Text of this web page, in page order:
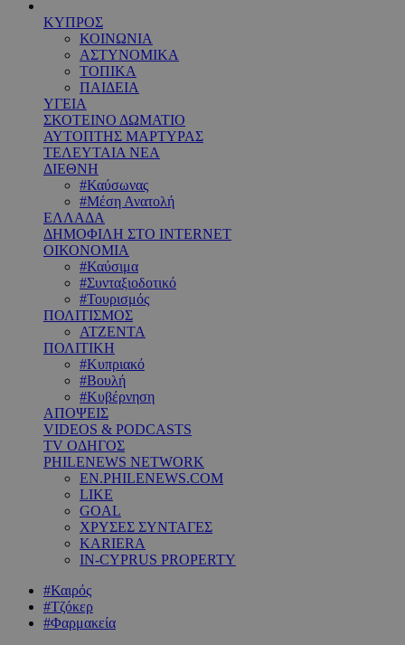
ΚΥΠΡΟΣ
ΚΟΙΝΩΝΙΑ
ΑΣΤΥΝΟΜΙΚΑ
ΤΟΠΙΚΑ
ΠΑΙΔΕΙΑ
ΥΓΕΙΑ
ΣΚΟΤΕΙΝΟ ΔΩΜΑΤΙΟ
ΑΥΤΟΠΤΗΣ ΜΑΡΤΥΡΑΣ
ΤΕΛΕΥΤΑΙΑ ΝΕΑ
ΔΙΕΘΝΗ
#Καύσωνας
#Μέση Ανατολή
ΕΛΛΑΔΑ
ΔΗΜΟΦΙΛΗ ΣΤΟ INTERNET
ΟΙΚΟΝΟΜΙΑ
#Καύσιμα
#Συνταξιοδοτικό
#Τουρισμός
ΠΟΛΙΤΙΣΜΟΣ
ΑΤΖΕΝΤΑ
ΠΟΛΙΤΙΚΗ
#Κυπριακό
#Βουλή
#Κυβέρνηση
ΑΠΟΨΕΙΣ
VIDEOS & PODCASTS
TV ΟΔΗΓΟΣ
PHILENEWS NETWORK
EN.PHILENEWS.COM
LIKE
GOAL
ΧΡΥΣΕΣ ΣΥΝΤΑΓΕΣ
KARIERA
IN-CYPRUS PROPERTY
#Καιρός
#Τζόκερ
#Φαρμακεία